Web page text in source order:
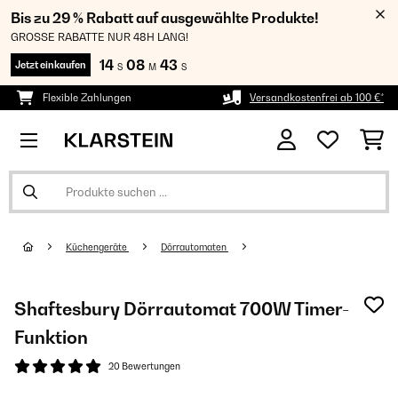
Bis zu 29 % Rabatt auf ausgewählte Produkte!
GROSSE RABATTE NUR 48H LANG!
Jetzt einkaufen 14 S 08 M 43 S
Flexible Zahlungen Versandkostenfrei ab 100 €*
Küchengeräte Dörrautomaten
Shaftesbury Dörrautomat 700W Timer-
Funktion
20 Bewertungen